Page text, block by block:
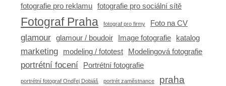
fotografie pro reklamu fotografie pro sociální sítě
Fotograf Praha fotograf pro firmy Foto na CV
glamour glamour / boudoir Image fotografie katalog
marketing modeling / fototest Modelingová fotografie
portrétní focení Portrétní fotografie
portrétní fotograf Ondřej Dobiáš portrét zaměstnance
praha